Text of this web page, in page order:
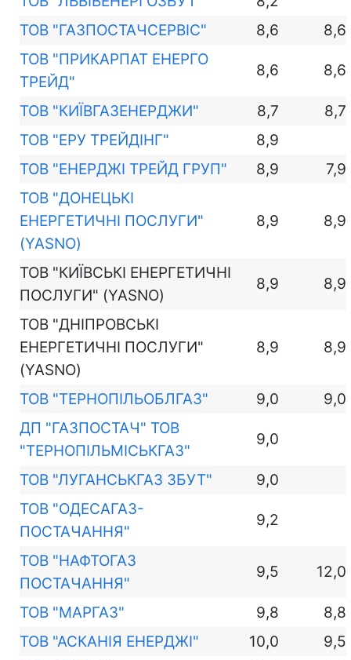
ТОВ "ГАЗПОСТАЧСЕРВІС"
8,6
8,6
ТОВ "ПРИКАРПАТ ЕНЕРГО
ТРЕЙД"
8,6 8,6
ТОВ "КИЇВГАЗЕНЕРДЖИ" 8,7
8,7
ТОВ "ЕРУ ТРЕЙДІНГ"
8,9
ТОВ "ЕНЕРДЖІ ТРЕЙД ГРУП"
8,9
7,9
ТОВ "ДОНЕЦЬКІ
ЕНЕРГЕТИЧНІ ПОСЛУГИ"
(YASNO)
8,9 8,9
ТОВ "КИЇВСЬКІ ЕНЕРГЕТИЧНІ
ПОСЛУГИ" (YASNO)
8,9 8,9
ТОВ "ДНІПРОВСЬКІ
ЕНЕРГЕТИЧНІ ПОСЛУГИ"
(YASNO)
8,9 8,9
ТОВ "ТЕРНОПІЛЬОБЛГАЗ" 9,0
9,0
ДП "ГАЗПОСТАЧ" ТОВ
"ТЕРНОПІЛЬМІСЬКГАЗ"
9,0
ТОВ "ЛУГАНСЬКГАЗ ЗБУТ"
9,0
ТОВ "ОДЕСАГАЗ-
ПОСТАЧАННЯ"
9,2
ТОВ "НАФТОГАЗ
ПОСТАЧАННЯ"
9,5 12,0
ТОВ "МАРГАЗ" 9,8
8,8
ТОВ "АСКАНІЯ ЕНЕРДЖІ"
10,0
9,5